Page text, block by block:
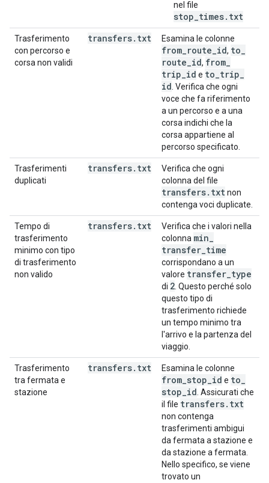
nel file
stop_times.txt
Trasferimento
con percorso e
corsa non validi
transfers. txt Esamina le colonne
from route id, to
route id, from
trip id e to trip
id . Verifica che ogni
voce che fa riferimento
a un percorso e a una
corsa indichi che la
corsa appartiene al
percorso specificato.
Trasferimenti
duplicati
transfers. txt
Verifica che ogni
colonna del file
transfers. txtnon
contenga voci duplicate.
Tempo di
trasferimento
minimo con tipo
di trasferimento
non valido
transfers. txt
Verifica che i valori nella
colonna min
transfer time
corrispondano a un
valore transfer type
di 2 . Questo perché solo
questo tipo di
trasferimento richiede
un tempo minimo tra
l'arrivo e la partenza del
viaggio.
Trasferimento
tra fermata e
stazione
transfers. txt Esamina le colonne
from stop id e to
stop id . Assicurati che
il file transfers. txt
non contenga
trasferimenti ambigui
da fermata a stazione e
da stazione a fermata.
Nello specifico, se viene
trovato un